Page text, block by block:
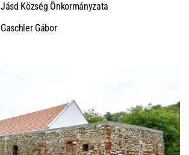
Jásd Község Önkormányzata
Gaschler Gábor